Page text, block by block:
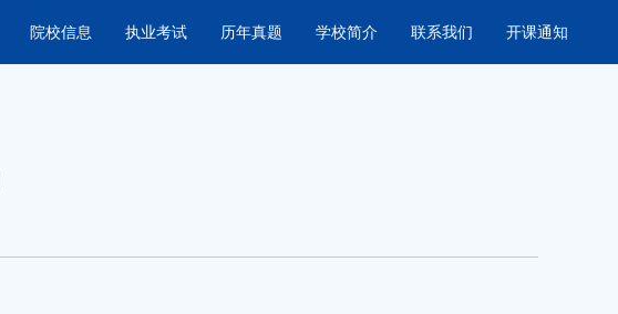
院校信息 执业考试 历年真题 学校简介 联系我们 开课通知